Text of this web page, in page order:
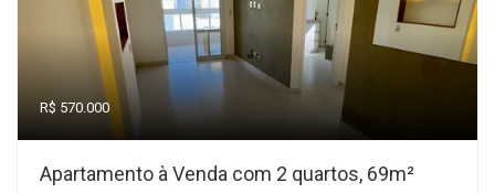
R$ 570.000
Apartamento à Venda com 2 quartos, 69m²